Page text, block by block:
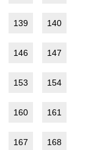
139 140
146 147
153 154
160 161
167 168